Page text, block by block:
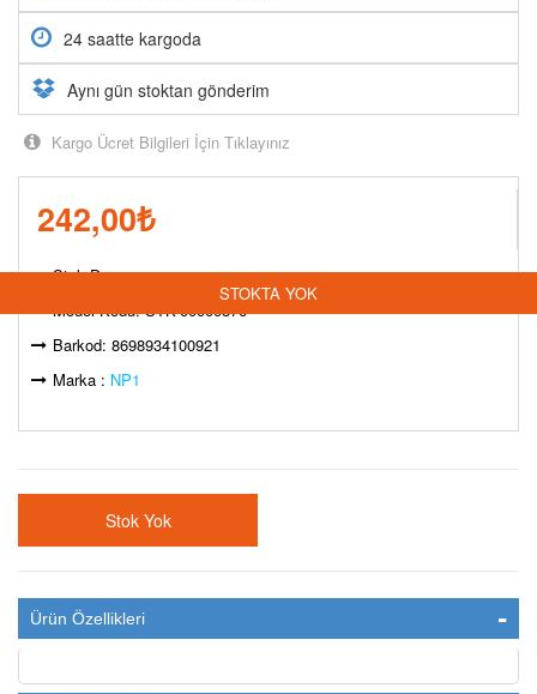
24 saatte kargoda
Aynı gün stoktan gönderim
Kargo Ücret Bilgileri İçin Tıklayınız
242,00₺
Stok Durumu:
STOKTA YOK
Model Kodu: STK-00000876
Barkod: 8698934100921
Marka : NP1
Stok Yok
Ürün Özellikleri